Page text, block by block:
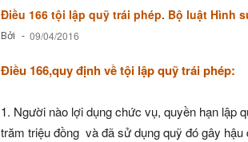
Điều 166 tội lập quỹ trái phép. Bộ luật Hình
Bởi - 09/04/2016
Điều 166,quy định về tội lập quỹ trái phép:
1. Người nào lợi dụng chức vụ, quyền hạn lập
trăm triệu đồng và đã sử dụng quỹ đó gây